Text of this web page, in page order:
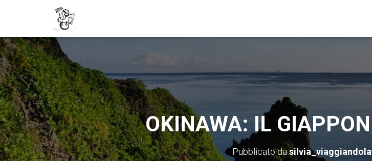
OKINAWA: IL
Pubblicato da